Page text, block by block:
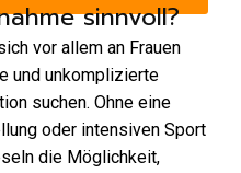
sinnvoll?
vor allem an Frauen
und unkomplizierte
suchen. Ohne eine
oder intensiven Sport
die Möglichkeit,